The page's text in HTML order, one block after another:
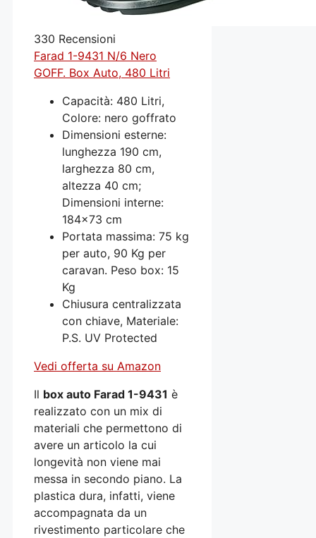
330 Recensioni
Farad 1-9431 N/6 Nero
GOFF. Box Auto, 480 Litri
Capacità: 480 Litri,
Colore: nero goffrato
Dimensioni esterne:
lunghezza 190 cm,
larghezza 80 cm,
altezza 40 cm;
Dimensioni interne:
184x73 cm
Portata massima: 75 kg
per auto, 90 Kg per
caravan. Peso box: 15
Kg
Chiusura centralizzata
con chiave, Materiale:
P.S. UV Protected
Vedi offerta su Amazon
Il box auto Farad 1-9431 è
realizzato con un mix di
materiali che permettono di
avere un articolo la cui
longevità non viene mai
messa in secondo piano. La
plastica dura, infatti, viene
accompagnata da un
rivestimento particolare che